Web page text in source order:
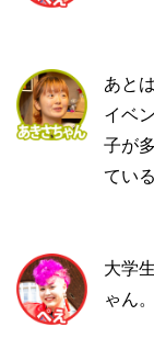
あと
イベ
子が
てい
大学
ゃん